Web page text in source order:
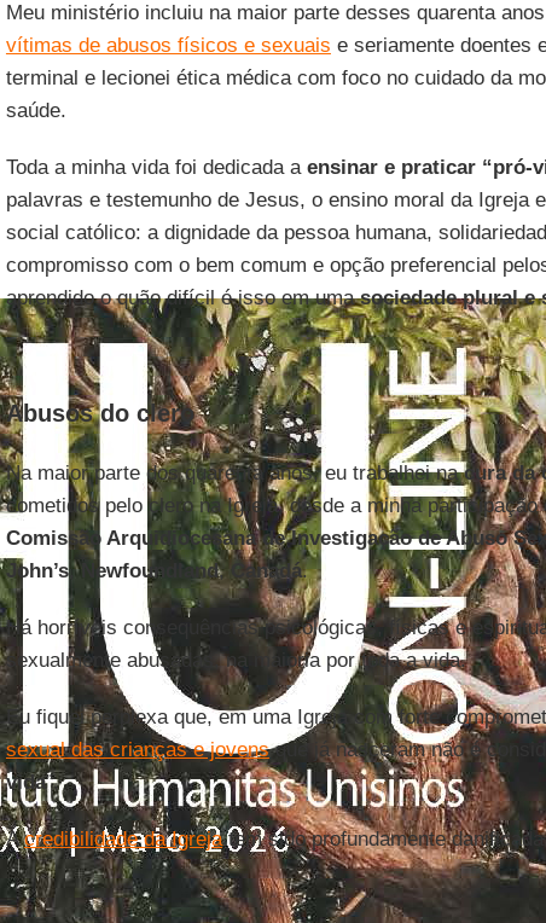
Meu ministério incluiu na maior parte desses quarenta
vítimas de abusos físicos e sexuais e seriamente doentes
terminal e lecionei ética médica com foco no cuidado da
saúde.
Toda a minha vida foi dedicada a ensinar e praticar “pró-
palavras e testemunho de Jesus, o ensino moral da Igreja
social católico: a dignidade da pessoa humana,
compromisso com o bem comum e opção preferencial
aprendido o quão difícil é isso em umasociedade plural e
Abusos do clero
Na maior parte dos quarenta anos, eu trabalhei nacura da
cometidos pelo clero na Igreja, desde a minha participação
Comissão Arquidiocesana de Investigação de Abuso
John’s, Newfoundland, Canadá.
Há horríveis consequências psicológicas, físicas e
sexualmente abusadas, na maioria por toda a vida.
Eu fiquei perplexa que, em uma Igreja com forte
sexual das crianças e jovensque já nasceram não é
vida”.
Acredibilidade da Igrejatem sido profundamente